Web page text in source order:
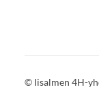
© Iisalmen 4H-